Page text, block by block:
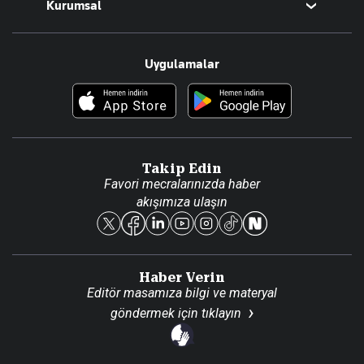
Teknoloji
Foto Haber
Kurumsal
Künye
Reklam Ver
Uygulamalar
Takip Edin
Favori mecralarınızda haber
akışımıza ulaşın
Haber Verin
Editör masamıza bilgi ve materyal
göndermek için tıklayın